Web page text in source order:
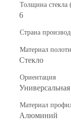
Толщина стекла
6
Страна
Материал
Стекло
Ориентация
Универсальная
Материал
Алюминий